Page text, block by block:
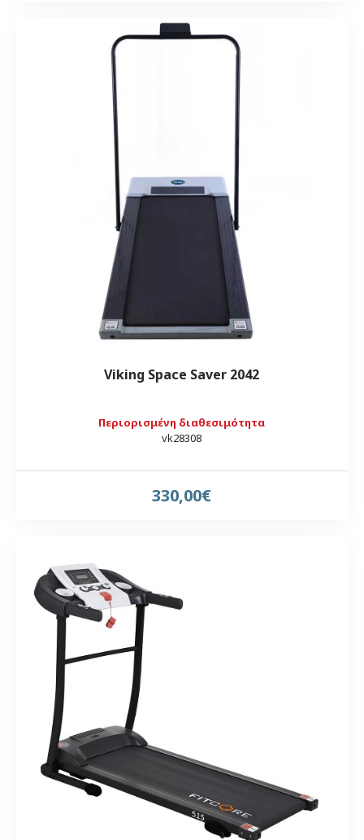
Περιορισμένη διαθεσιμότητα
vk28308
Viking Space Saver 2042
330,00€